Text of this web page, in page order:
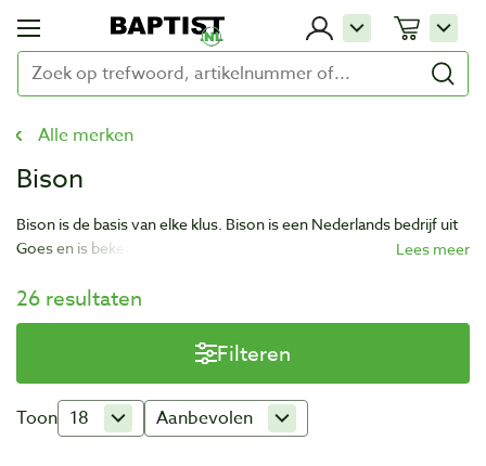
Alle merken
Bison
Bison is de basis van elke klus. Bison is een Nederlands bedrijf uit
Goes en is bekend van het lijm- en kitsegment. De producten van
hele proces door vooraf bepaalde procedures plaats vindt.
Hiermee garanderen ze kwalitatieve en duurzame producten te
26 resultaten
Filteren
Toon 18 Aanbevolen